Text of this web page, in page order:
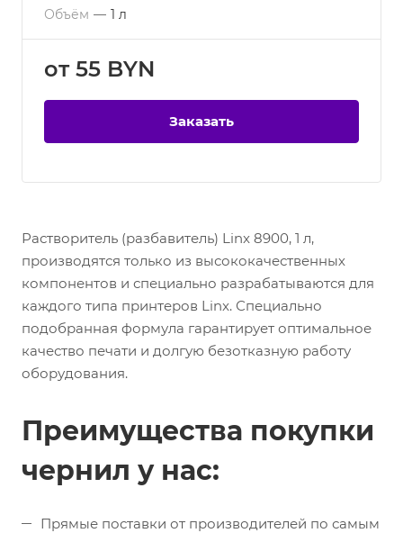
Объём — 1 л
от 55 BYN
Заказать
Растворитель (разбавитель) Linx 8900, 1 л,
производятся только из высококачественных
компонентов и специально разрабатываются для
каждого типа принтеров Linx. Специально
подобранная формула гарантирует оптимальное
качество печати и долгую безотказную работу
оборудования.
Преимущества покупки
чернил у нас:
Прямые поставки от производителей по самым